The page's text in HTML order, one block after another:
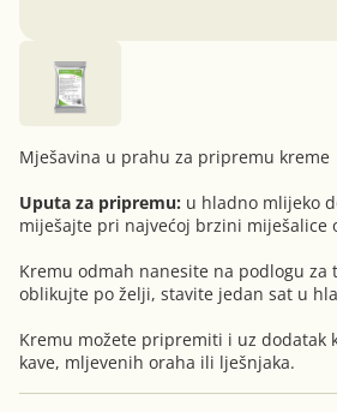
Mješavina u prahu za pripremu kreme
Uputa za pripremu: u hladno mlijeko
miješajte pri najvećoj brzini miješalice
Kremu odmah nanesite na podlogu za
oblikujte po želji, stavite jedan sat u
Kremu možete pripremiti i uz dodatak
kave, mljevenih oraha ili lješnjaka.